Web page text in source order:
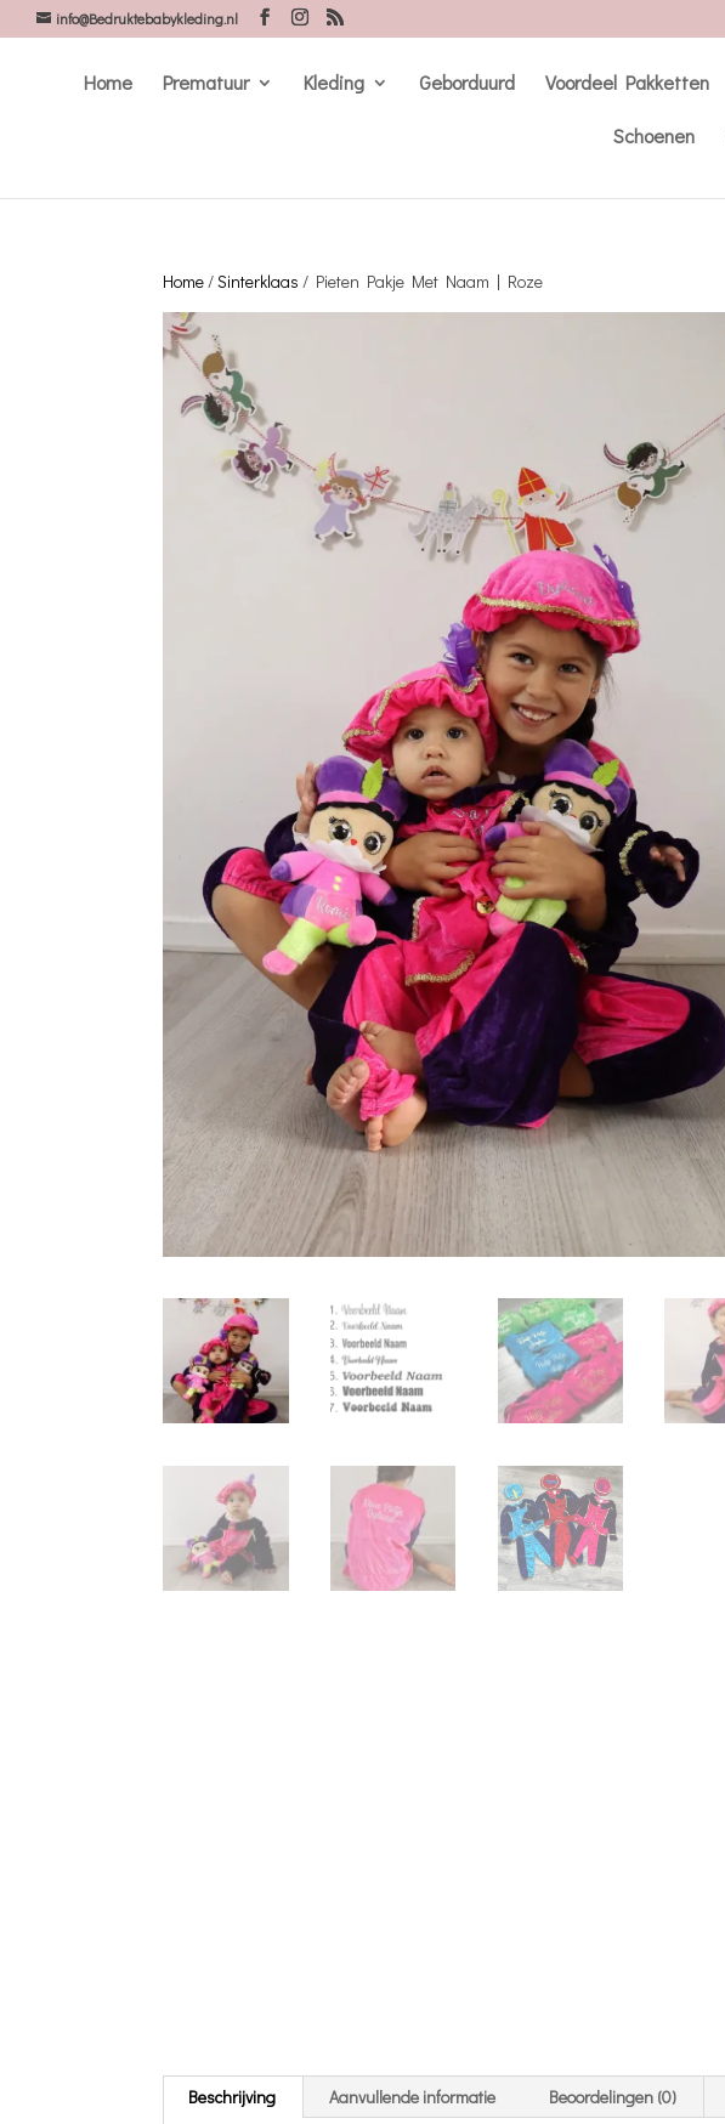
info@Bedruktebabykleding.nl
Home Prematuur Kleding Geborduurd Voordeel Pakketten
Schoenen
Home/Sinterklaas / Pieten Pakje Met Naam | Roze
Beschrijving Aanvullende informatie Beoordelingen (0)